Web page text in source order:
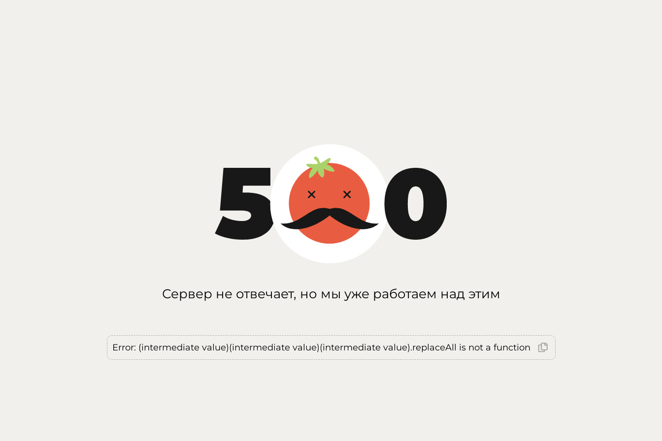
Сервер не отвечает, но мы уже работаем над этим
Error: (intermediate value)(intermediate value)(intermediate value).replaceAll is not a function